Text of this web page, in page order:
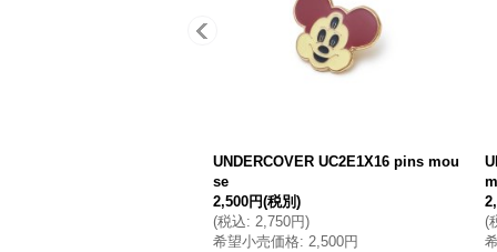
UNDERCOVER UC2E1X16 pins mou
se
2,500円(税別)
(税込: 2,750円)
希望小売価格: 2,500円
(